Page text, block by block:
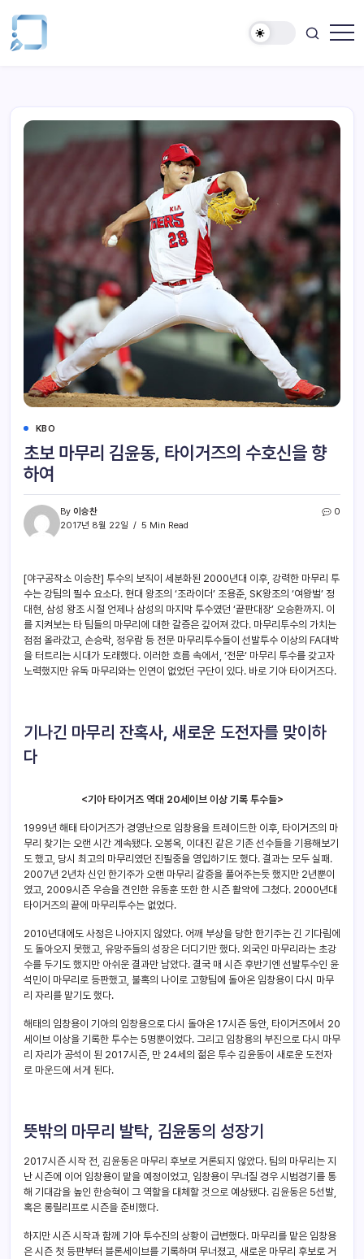
KBO
초보 마무리 김윤동, 타이거즈의 수호신을 향
하여
By 이승찬
2017년 8월 22일
5 Min Read
0
[야구공작소 이승찬] 투수의 보직이 세분화된 2000년대 이후, 강력한 마무리 투
수는 강팀의 필수 요소다. 현대 왕조의 ‘조라이더’ 조용준, SK왕조의 ‘여왕벌’ 정
대현, 삼성 왕조 시절 언제나 삼성의 마지막 투수였던 ‘끝판대장’ 오승환까지. 이
를 지켜보는 타 팀들의 마무리에 대한 갈증은 깊어져 갔다. 마무리투수의 가치는
점점 올라갔고, 손승락, 정우람 등 전문 마무리투수들이 선발투수 이상의 FA대박
을 터트리는 시대가 도래했다. 이러한 흐름 속에서, ‘전문’ 마무리 투수를 갖고자
노력했지만 유독 마무리와는 인연이 없었던 구단이 있다. 바로 기아 타이거즈다.
기나긴 마무리 잔혹사, 새로운 도전자를 맞이하
다
<기아 타이거즈 역대 20세이브 이상 기록 투수들>
1999년 해태 타이거즈가 경영난으로 임창용을 트레이드한 이후, 타이거즈의 마
무리 찾기는 오랜 시간 계속됐다. 오봉옥, 이대진 같은 기존 선수들을 기용해보기
도 했고, 당시 최고의 마무리였던 진필중을 영입하기도 했다. 결과는 모두 실패.
2007년 2년차 신인 한기주가 오랜 마무리 갈증을 풀어주는듯 했지만 2년뿐이
였고, 2009시즌 우승을 견인한 유동훈 또한 한 시즌 활약에 그쳤다. 2000년대
타이거즈의 끝에 마무리투수는 없었다.
2010년대에도 사정은 나아지지 않았다. 어깨 부상을 당한 한기주는 긴 기다림에
도 돌아오지 못했고, 유망주들의 성장은 더디기만 했다. 외국인 마무리라는 초강
수를 두기도 했지만 아쉬운 결과만 남았다. 결국 매 시즌 후반기엔 선발투수인 윤
석민이 마무리로 등판했고, 불혹의 나이로 고향팀에 돌아온 임창용이 다시 마무
리 자리를 맡기도 했다.
해태의 임창용이 기아의 임창용으로 다시 돌아온 17시즌 동안, 타이거즈에서 20
세이브 이상을 기록한 투수는 5명뿐이었다. 그리고 임창용의 부진으로 다시 마무
리 자리가 공석이 된 2017시즌, 만 24세의 젊은 투수 김윤동이 새로운 도전자
로 마운드에 서게 된다.
뜻밖의 마무리 발탁, 김윤동의 성장기
2017시즌 시작 전, 김윤동은 마무리 후보로 거론되지 않았다. 팀의 마무리는 지
난 시즌에 이어 임창용이 맡을 예정이었고, 임창용이 무너질 경우 시범경기를 통
해 기대감을 높인 한승혁이 그 역할을 대체할 것으로 예상됐다. 김윤동은 5선발,
혹은 롱릴리프로 시즌을 준비했다.
하지만 시즌 시작과 함께 기아 투수진의 상황이 급변했다. 마무리를 맡은 임창용
은 시즌 첫 등판부터 블론세이브를 기록하며 무너졌고, 새로운 마무리 후보로 거